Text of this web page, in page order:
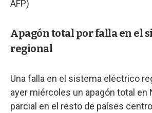
AFP)
Apagón total por falla en el
regional
Una falla en el sistema eléctrico
ayer miércoles un apagón total en
parcial en el resto de países